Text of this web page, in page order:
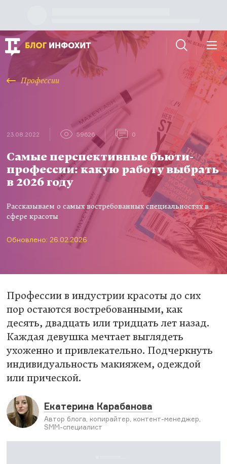
Профессии
23.08.2022 59626 0
Самые перспективные бьюти-
профессии: какую работу выбрать
в 2026 году
Рассказываем о самых востребованных специальностях в
сфере красоты
Обновлено: 26.02.2026
Профессии в индустрии красоты до сих
пор остаются востребованными, как
десять, двадцать или тридцать лет назад.
Каждая девушка мечтает выглядеть
ухоженно и привлекательно. Подчеркнуть
индивидуальность макияжем, одеждой
или прической.
Екатерина Карабанова
Автор блога, копирайтер, контент-менеджер,
SMM-специалист